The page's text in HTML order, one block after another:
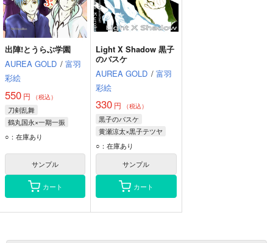
出陣!とうらぶ学園
AUREA GOLD / 富羽
彩絵
550 円 （税込）
刀剣乱舞
鶴丸国永×一期一振
三日月宗近
○：在庫あり
サンプル
カート
Light X Shadow 黒子
のバスケ
AUREA GOLD / 富羽
彩絵
330 円 （税込）
黒子のバスケ
黄瀬涼太×黒子テツヤ
黒子テツヤ
○：在庫あり
サンプル
カート